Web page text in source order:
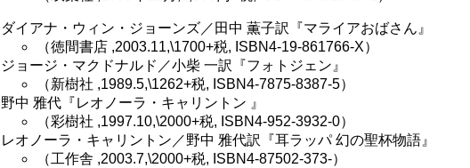
ダイアナ・ウィン・ジョーンズ／田中 薫子訳『マライアおばさん』
（徳間書店 ,2003.11,\1700+税, ISBN4-19-861766-X）
ジョージ・マクドナルド／小柴 一訳『フォトジェン』
（新樹社 ,1989.5,\1262+税, ISBN4-7875-8387-5）
野中 雅代『レオノーラ・キャリントン 』
（彩樹社 ,1997.10,\2000+税, ISBN4-952-3932-0）
レオノーラ・キャリントン／野中 雅代訳『耳ラッパ 幻の聖杯物語』
（工作舎 ,2003.7,\2000+税, ISBN4-87502-373-）